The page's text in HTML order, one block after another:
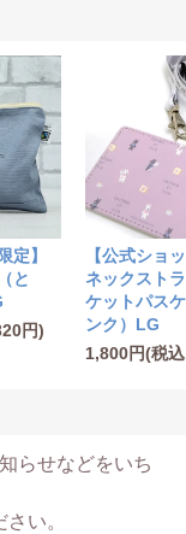
定】
と
円)
【公式ショ
ネックスト
ケットパス
ンク）LG
1,800円(税
らせなどをいち
い。